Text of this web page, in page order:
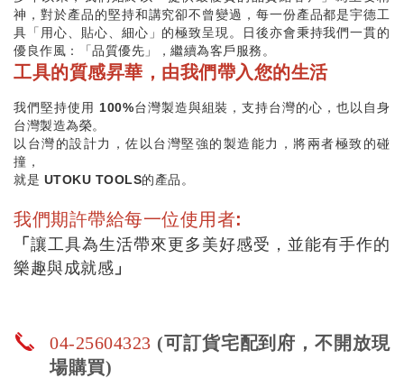
神，對於產品的堅持和講究卻不曾變過，每一份產品都是宇德工
具「用心、貼心、細心」的極致呈現。日後亦會秉持我們一貫的
優良作風：「品質優先」，繼續為客戶服務。
工具的質感昇華，由我們帶入您的生活
我們堅持使用 100%台灣製造與組裝，支持台灣的心，也以自身
台灣製造為榮。
以台灣的設計力，佐以台灣堅強的製造能力，將兩者極致的碰
撞，
就是 UTOKU TOOLS的產品。
我們期許帶給每一位使用者:
「讓工具為生活帶來更多美好感受，並能有手作的
樂趣與成就感 」
04-25604323 (可訂貨宅配到府，不開放現
場購買)